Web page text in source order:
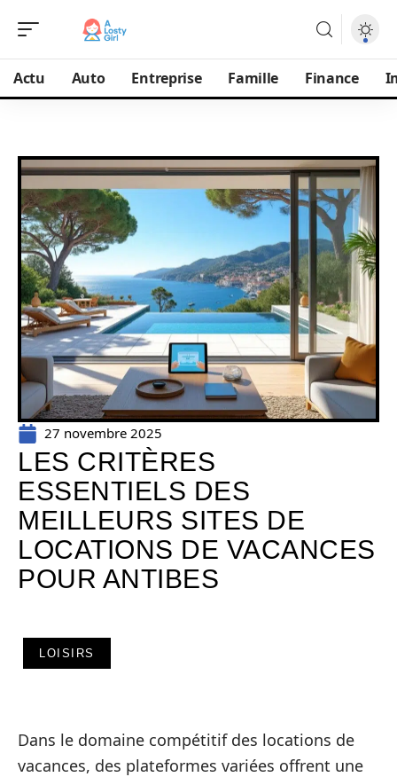
Actu Auto Entreprise Famille Finance
27 novembre 2025
LES CRITÈRES
ESSENTIELS DES
MEILLEURS SITES DE
LOCATIONS DE VACANCES
POUR ANTIBES
LOISIRS
Dans le domaine compétitif des locations de
vacances, des plateformes variées offrent une